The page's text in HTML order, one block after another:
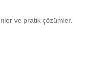
ve pratik çözümler.